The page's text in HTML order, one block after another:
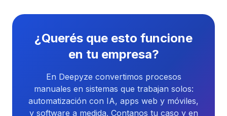
¿Querés que esto funcione
en tu empresa?
En Deepyze convertimos procesos
manuales en sistemas que trabajan solos:
automatización con IA, apps web y móviles,
y software a medida. Contanos tu caso y en